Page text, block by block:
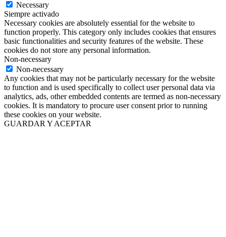
Necessary
Siempre activado
Necessary cookies are absolutely essential for the website to
function properly. This category only includes cookies that ensures
basic functionalities and security features of the website. These
cookies do not store any personal information.
Non-necessary
Non-necessary
Any cookies that may not be particularly necessary for the website
to function and is used specifically to collect user personal data via
analytics, ads, other embedded contents are termed as non-necessary
cookies. It is mandatory to procure user consent prior to running
these cookies on your website.
GUARDAR Y ACEPTAR